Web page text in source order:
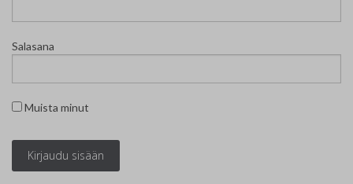
Tarvikevälitys
Yhteystiedot
Salasana
Muista minut